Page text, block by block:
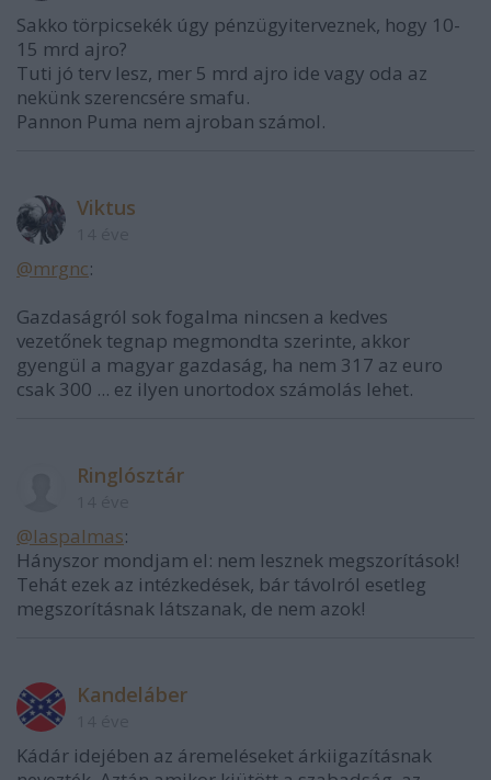
Sakko törpicsekék úgy pénzügyiterveznek, hogy 10-
15 mrd ajro?
Tuti jó terv lesz, mer 5 mrd ajro ide vagy oda az
nekünk szerencsére smafu.
Pannon Puma nem ajroban számol.
Viktus
@mrgnc:
Gazdaságról sok fogalma nincsen a kedves
vezetőnek tegnap megmondta szerinte, akkor
gyengül a magyar gazdaság, ha nem 317 az euro
csak 300 ... ez ilyen unortodox számolás lehet.
Ringlósztár
@laspalmas:
Hányszor mondjam el: nem lesznek megszorítások!
Tehát ezek az intézkedések, bár távolról esetleg
megszorításnak látszanak, de nem azok!
Kandeláber
Kádár idejében az áremeléseket árkiigazításnak